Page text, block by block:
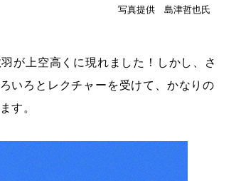
写真提供 島津哲也氏
が上空高くに現れました！しかし、さ
いろとレクチャーを受けて、かなりの
す。